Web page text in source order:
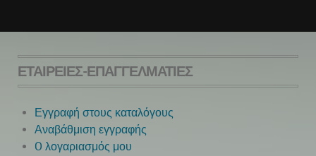
Next
ΕΤΑΙΡΕΊΕΣ-ΕΠΑΓΓΕΛΜΑΤΊΕΣ
Εγγραφή στους καταλόγους
Αναβάθμιση εγγραφής
O λογαριασμός μου